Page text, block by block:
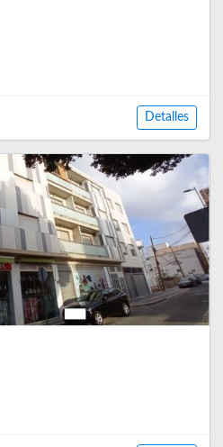
Detalles